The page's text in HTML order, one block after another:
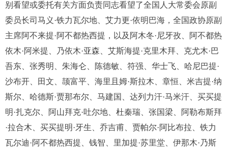
别看望或委托有关方面负责同志看望了全国人大常委会原副
委员长司马义·铁力瓦尔地、艾力更·依明巴海，全国政协原副
主席阿不来提·阿不都热西提，以及阿木冬·尼牙孜、阿不都热
依木·阿米提、乃依木·亚森、艾斯海提·克里木拜、克尤木·巴
吾东、张秀明、朱海仑、陈德敏、符强、华士飞、哈尼巴提·
沙布开、田文、颉富平、海里且姆·斯拉木、章恒、米吉提·纳
斯尔、哈德斯·贾那布尔、马建国、达列力汗·马米汗、买买提
明·扎克尔、阿山拜克·吐尔地、杜秦瑞、张国梁、阿勒布斯拜
·拉合木、买买提明·牙生、乔吉甫、贾帕尔·阿比布拉、铁力
瓦尔迪·阿不都热西提、钱智、里加提·苏里堂、伊那木·乃斯